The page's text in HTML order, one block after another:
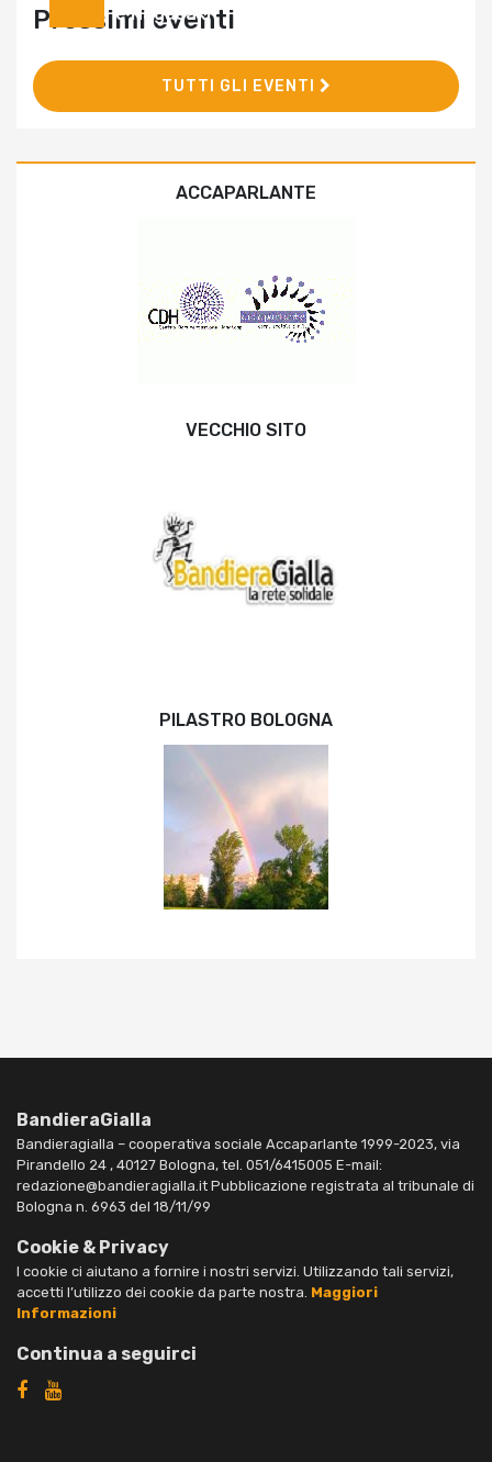
Prossimi eventi
e Nagasaki
TUTTI GLI EVENTI
ACCAPARLANTE
VECCHIO SITO
PILASTRO BOLOGNA
BandieraGialla
Bandieragialla – cooperativa sociale Accaparlante 1999-2023, via
Pirandello 24 , 40127 Bologna, tel. 051/6415005 E-mail:
redazione@bandieragialla.it Pubblicazione registrata al tribunale di
Bologna n. 6963 del 18/11/99
Cookie & Privacy
I cookie ci aiutano a fornire i nostri servizi. Utilizzando tali servizi,
accetti l’utilizzo dei cookie da parte nostra. Maggiori
Informazioni
Continua a seguirci